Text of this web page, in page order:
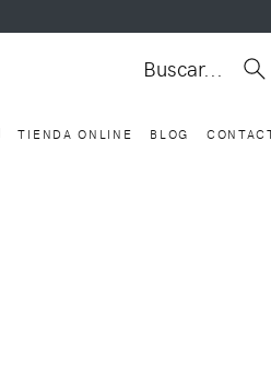
Buscar...
TIENDA ONLINE BLOG